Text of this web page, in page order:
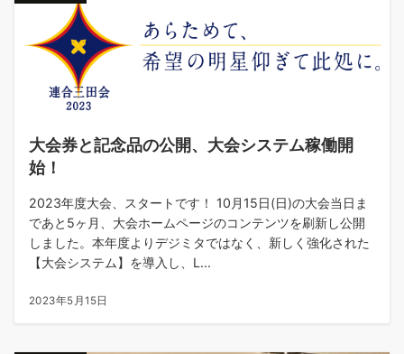
大会券と記念品の公開、大会システム稼働開
始！
2023年度大会、スタートです！ 10月15日(日)の大会当日ま
であと5ヶ月、大会ホームページのコンテンツを刷新し公開
しました。本年度よりデジミタではなく、新しく強化された
【大会システム】を導入し、L...
2023年5月15日